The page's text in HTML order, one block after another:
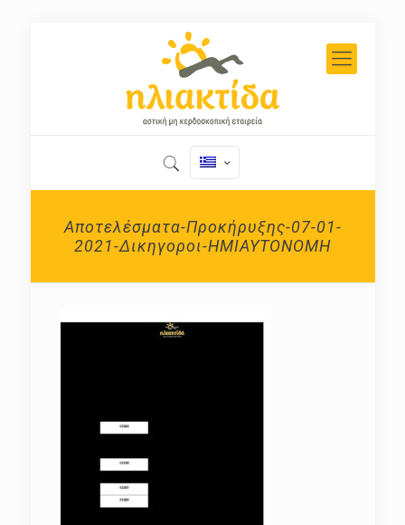
Αποτελέσματα-Προκήρυξης-07-01-
2021-Δικηγοροι-ΗΜΙΑΥΤΟΝΟΜΗ